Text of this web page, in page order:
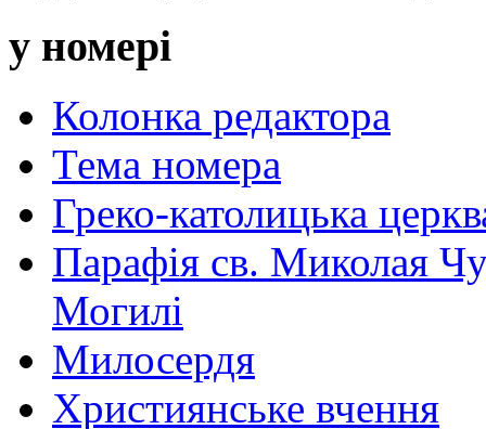
у номері
Колонка редактора
Тема номера
Греко-католицька
Парафія св. Миколая
Могилі
Милосердя
Християнське вчення